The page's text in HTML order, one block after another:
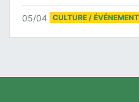
05/04 CULTURE / ÉVÉNEMENT